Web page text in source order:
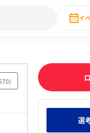
卒就職人気企業ランキン
・DX現場社員インタビュー
イ
)
選